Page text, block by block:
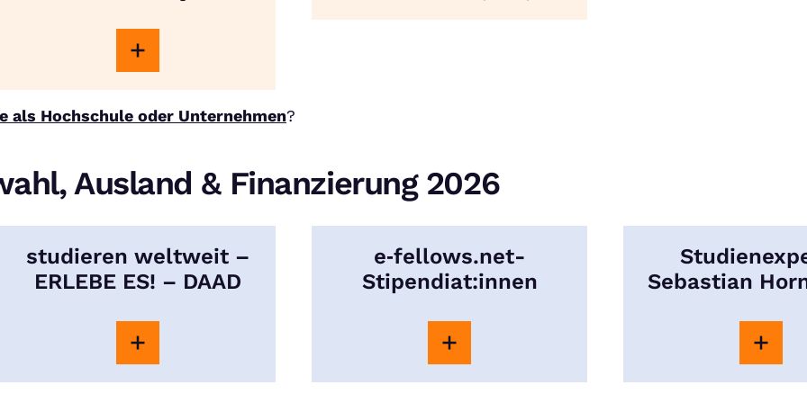
als Hochschule oder Unternehmen?
Ausland & Finanzierung 2026
studieren weltweit –
ERLEBE ES! – DAAD
e‑fellows.net-
Stipendiat:innen
Sebastian